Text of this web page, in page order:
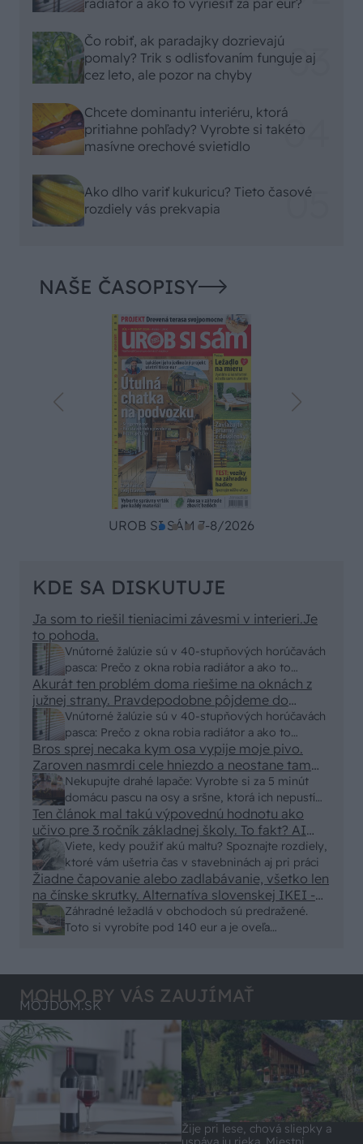
Čo robiť, ak paradajky dozrievajú
pomaly? Trik s odlisťovaním funguje aj
cez leto, ale pozor na chyby
Chcete dominantu interiéru, ktorá
pritiahne pohľady? Vyrobte si takéto
masívne orechové svietidlo
Ako dlho variť kukuricu? Tieto časové
rozdiely vás prekvapia
NAŠE ČASOPISY
UROB SI SÁM 7-8/2026
KDE SA DISKUTUJE
Vnútorné žalúzie sú v 40-stupňových horúčavách
pasca: Prečo z okna robia radiátor a ako to
vyriešiť za pár eur?
Ja som to riešil tieniacimi závesmi v interieri.Je
to pohoda.
Vnútorné žalúzie sú v 40-stupňových horúčavách
pasca: Prečo z okna robia radiátor a ako to
vyriešiť za pár eur?
Akurát ten problém doma riešime na oknách z
južnej strany. Pravdepodobne pôjdeme do
vonkajšieho tienenia na spôsob markízy
250x150cm. Čínsky predajcovia idú okolo 100
eur kus.
Nekupujte drahé lapače: Vyrobte si za 5 minút
domácu pascu na osy a sršne, ktorá ich nepustí
von
Bros sprej necaka kym osa vypije moje pivo.
Zaroven nasmrdi cele hniezdo a neostane tam
nic zive. Vasa pasca naucinke moc efektivne.
Skor pritiahne slimaky
Viete, kedy použiť akú maltu? Spoznajte rozdiely,
ktoré vám ušetria čas v stavebninách aj pri práci
Ten článok mal takú výpovednú hodnotu ako
učivo pre 3 ročník základnej školy. To fakt? AI
alebo nejaka kniha z VŠ? Dnešné rychlotvrdnuce
malty - pevnosť 40 Mpa a doba schnutia tak 15
minut , k tomu vodotesné s kryštálikou. A rozdiel
- schnutie a zretie. Nič?
Záhradné ležadlá v obchodoch sú predražené.
Toto si vyrobíte pod 140 eur a je oveľa
Žiadne čapovanie alebo zadlabávanie, všetko len
na čínske skrutky. Alternatíva slovenskej IKEI -
čo sa týka pevnosti. Autor si nedal veľa námahy s
remeselným spracovaním, škoda. No lepšie než
MOHLO BY VÁS ZAUJÍMAŤ
MÔJDOM.SK
Žije pri lese, chová sliepky a